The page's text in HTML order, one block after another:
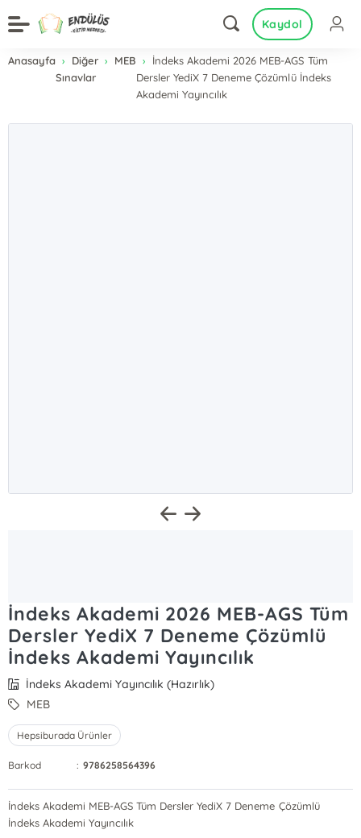
Kaydol
Anasayfa
Diğer
Sınavlar
MEB
İndeks Akademi 2026 MEB-AGS Tüm
Dersler YediX 7 Deneme Çözümlü İndeks
Akademi Yayıncılık
İndeks Akademi 2026 MEB-AGS Tüm
Dersler YediX 7 Deneme Çözümlü
İndeks Akademi Yayıncılık
İndeks Akademi Yayıncılık (Hazırlık)
MEB
Hepsiburada Ürünler
Barkod : 9786258564396
İndeks Akademi MEB-AGS Tüm Dersler YediX 7 Deneme Çözümlü
İndeks Akademi Yayıncılık